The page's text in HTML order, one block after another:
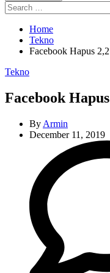
Search
for:
Home
Tekno
Facebook Hapus
Categories
Tekno
Facebook
By Armin
December 11, 2019